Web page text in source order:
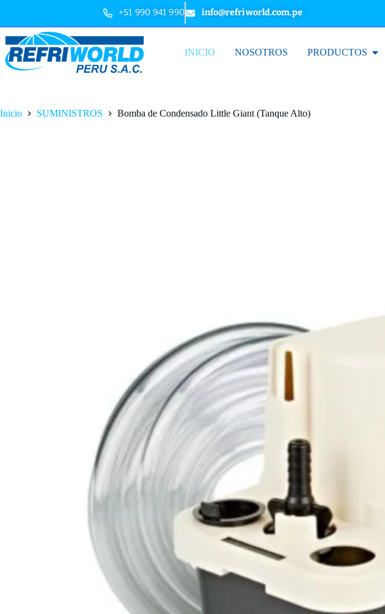
+51 990 941 990 info@refriworld.com.pe
INICIO NOSOTROS PRODUCTOS
Inicio SUMINISTROS Bomba de Condensado Little Giant (Tanque Alto)